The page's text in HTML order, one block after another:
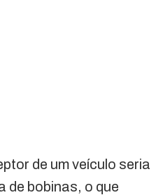
de um veículo seria
de bobinas, o que